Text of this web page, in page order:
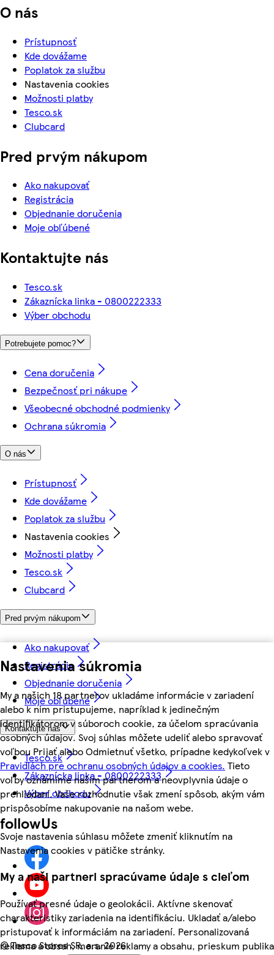
Nastavenia súkromia
My a našich 18 partnerov ukladáme informácie v zariadení
alebo k nim pristupujeme, napríklad k jedinečným
identifikátorom v súboroch cookie, za účelom spracúvania
osobných údajov. Svoj súhlas môžete udeliť alebo spravovať
voľbou Prijať alebo Odmietnuť všetko, prípadne kedykoľvek v
Pravidlách pre ochranu osobných údajov a cookies. Tieto
voľby oznámime našim partnerom a neovplyvnia údaje o
prehliadaní. Vaše rozhodnutie však zmení spôsob, akým vám
prispôsobíme nakupovanie na našom webe.
Svoje nastavenia súhlasu môžete zmeniť kliknutím na
Nastavenia cookies v pätičke stránky.
My a naši partneri spracúvame údaje s cieľom
Používať presné údaje o geolokácii. Aktívne skenovať
charakteristiky zariadenia na identifikáciu. Ukladať a/alebo
pristupovať k informáciám na zariadení. Personalizovaná
reklama a obsah, meranie reklamy a obsahu, prieskum publika
O nás
Prístupnosť
Kde dovážame
Poplatok za službu
Nastavenia cookies
Možnosti platby
Tesco.sk
Clubcard
Pred prvým nákupom
Ako nakupovať
Registrácia
Objednanie doručenia
Moje obľúbené
Kontaktujte nás
Tesco.sk
Zákaznícka linka - 0800222333
Výber obchodu
Potrebujete pomoc?
Cena doručenia
Bezpečnosť pri nákupe
Všeobecné obchodné podmienky
Ochrana súkromia
O nás
Prístupnosť
Kde dovážame
Poplatok za službu
Nastavenia cookies
Možnosti platby
Tesco.sk
Clubcard
Pred prvým nákupom
Ako nakupovať
Registrácia
Objednanie doručenia
Moje obľúbené
Kontaktujte nás
Tesco.sk
Zákaznícka linka - 0800222333
Výber obchodu
followUs
©Tesco Stores SR, a.s. 2026